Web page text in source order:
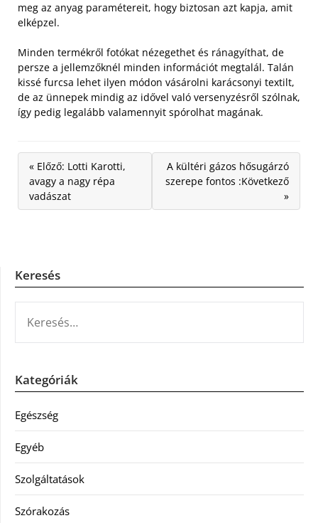
meg az anyag paramétereit, hogy biztosan azt kapja, amit
elképzel.
Minden termékről fotókat nézegethet és ránagyíthat, de
persze a jellemzőknél minden információt megtalál. Talán
kissé furcsa lehet ilyen módon vásárolni karácsonyi textilt,
de az ünnepek mindig az idővel való versenyzésről szólnak,
így pedig legalább valamennyit spórolhat magának.
« Előző: Lotti Karotti,
avagy a nagy répa
vadászat
A kültéri gázos hősugárzó
szerepe fontos :Következő
»
Keresés
Kategóriák
Egészség
Egyéb
Szolgáltatások
Szórakozás